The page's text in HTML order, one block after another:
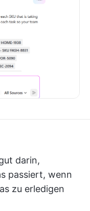
darin,
passiert, wenn
zu erledigen